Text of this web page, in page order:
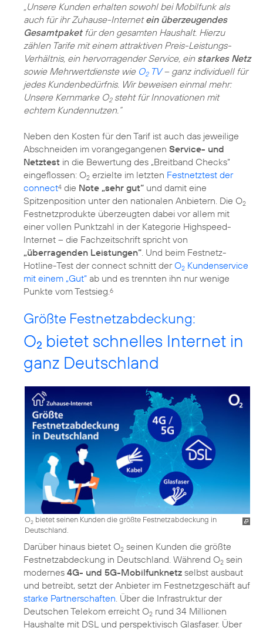
„Unsere Kunden erhalten sowohl bei Mobilfunk als
auch für ihr Zuhause-Internetein überzeugendes
Gesamtpaketfür den gesamten Haushalt. Hierzu
zählen Tarife mit einem attraktiven Preis-Leistungs-
Verhältnis, ein hervorragender Service, ein starkes Netz
sowie Mehrwertdienste wie O2TV– ganz individuell für
jedes Kundenbedürfnis. Wir beweisen einmal mehr:
Unsere Kernmarke O2steht für Innovationen mit
echtem Kundennutzen.“
Neben den Kosten für den Tarif ist auch das jeweilige
Abschneiden im vorangegangenen Service- und
Netztest in die Bewertung des „Breitband Checks“
eingeflossen: O2 erzielte im letzten Festnetztest der
connect4 die Note „sehr gut“ und damit eine
Spitzenposition unter den nationalen Anbietern. Die O2
Festnetzprodukte überzeugten dabei vor allem mit
einer vollen Punktzahl in der Kategorie Highspeed-
Internet – die Fachzeitschrift spricht von
„überragenden Leistungen“. Und beim Festnetz-
Hotline-Test der connect schnitt derO2 Kundenservice
mit einem „Gut“ ab und es trennten ihn nur wenige
Punkte vom Testsieg.6
Größte Festnetzabdeckung:
O2 bietet schnelles Internet in
ganz Deutschland
O2 bietet seinen Kunden die größte Festnetzabdeckung in
Deutschland.
Darüber hinaus bietet O2 seinen Kunden die größte
Festnetzabdeckung in Deutschland. Während O2 sein
modernes 4G- und 5G-Mobilfunknetz selbst ausbaut
und betreibt, setzt der Anbieter im Festnetzgeschäft auf
starke Partnerschaften . Über die Infrastruktur der
Deutschen Telekom erreicht O2 rund 34 Millionen
Haushalte mit DSL und perspektivisch Glasfaser. Über